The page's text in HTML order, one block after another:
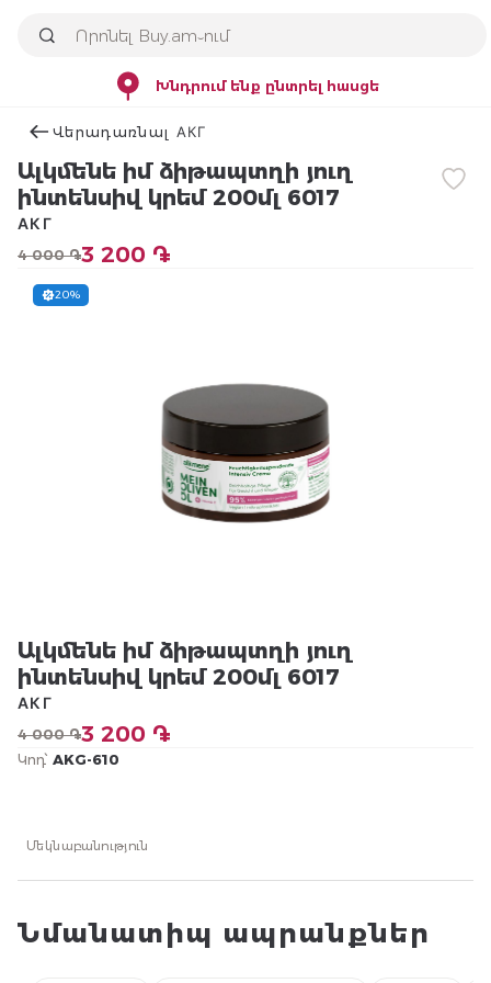
Խնդրում ենք ընտրել հասցե
Վերադառնալ АКГ
Ալկմենե իմ ձիթապտղի յուղ
ինտենսիվ կրեմ 200մլ 6017
4 000 ֏3 200 ֏
АКГ
20%
Ալկմենե իմ ձիթապտղի յուղ
ինտենսիվ կրեմ 200մլ 6017
4 000 ֏3 200 ֏
АКГ
Կոդ՝ AKG-610
Մեկնաբանություն
Նմանատիպ ապրանքներ